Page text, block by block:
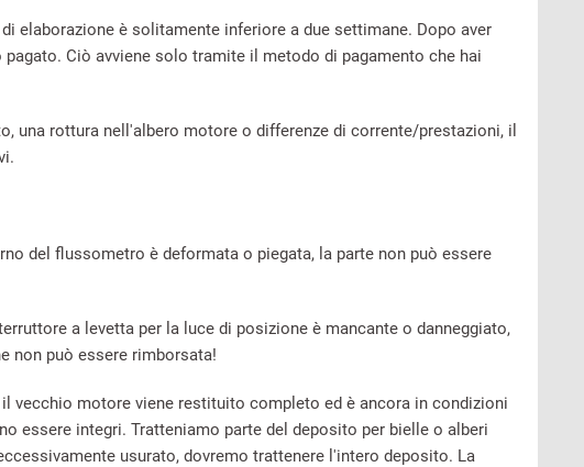
elaborazione è solitamente inferiore a due settimane. Dopo aver
Ciò avviene solo tramite il metodo di pagamento che hai
una rottura nell'albero motore o differenze di corrente/prestazioni, il
del flussometro è deformata o piegata, la parte non può essere
a levetta per la luce di posizione è mancante o danneggiato,
non può essere rimborsata!
motore viene restituito completo ed è ancora in condizioni
essere integri. Tratteniamo parte del deposito per bielle o alberi
usurato, dovremo trattenere l'intero deposito. La